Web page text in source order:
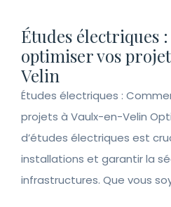
Études électriques
optimiser vos
Velin
Études électriques :
projets à Vaulx-en-Velin
d’études électriques est
installations et garantir la
infrastructures. Que vous